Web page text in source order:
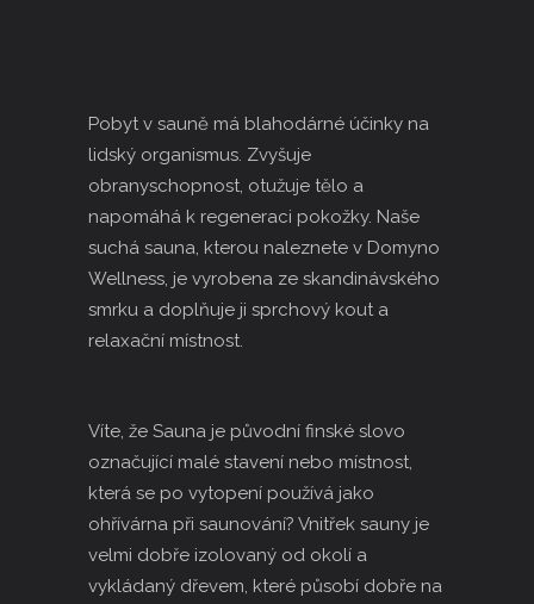
Pobyt v sauně má blahodárné účinky na
lidský organismus. Zvyšuje
obranyschopnost, otužuje tělo a
napomáhá k regeneraci pokožky. Naše
suchá sauna, kterou naleznete v Domyno
Wellness, je vyrobena ze skandinávského
smrku a doplňuje ji sprchový kout a
relaxační místnost.
Víte, že Sauna je původní finské slovo
označující malé stavení nebo místnost,
která se po vytopení používá jako
ohřívárna při saunování? Vnitřek sauny je
velmi dobře izolovaný od okolí a
vykládaný dřevem, které působí dobře na